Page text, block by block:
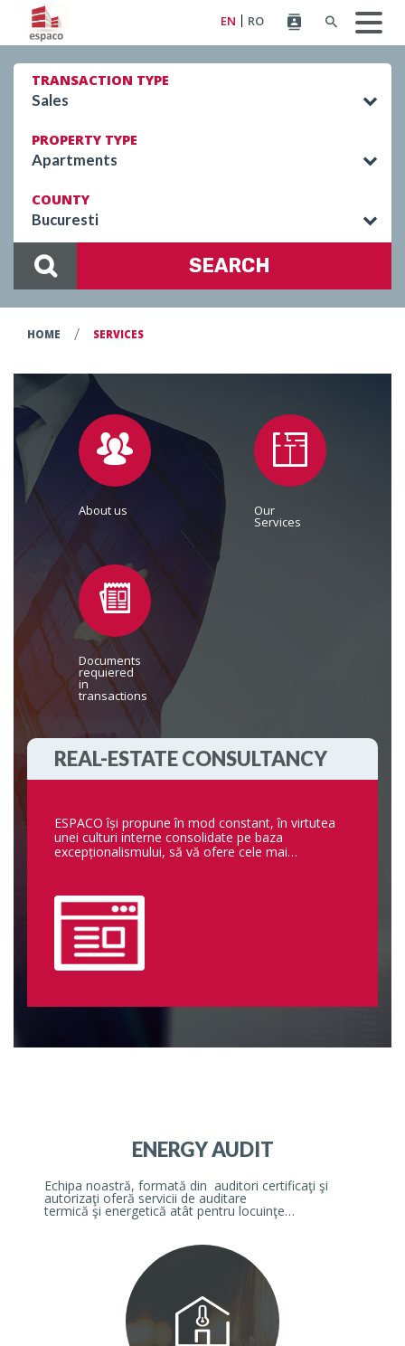
EN RO
TRANSACTION TYPE
Sales
PROPERTY TYPE
Apartments
COUNTY
Bucuresti
SEARCH
HOME / SERVICES
Aboutus Our
Services
Documents
requiered
in
transactions
REAL-ESTATE CONSULTANCY
ESPACO își propune în mod constant, în virtutea
unei culturi interne consolidate pe baza
excepționalismului, să vă ofere cele mai…
ENERGY AUDIT
Echipa noastră, formată din auditori certificaţi şi
autorizaţi oferă servicii de auditare
termică şi energetică atât pentru locuinţe…